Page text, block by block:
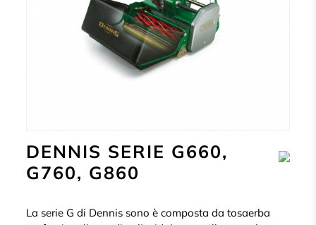
DENNIS SERIE G660,
G760, G860
La serie G di Dennis sono è composta da tosaerba